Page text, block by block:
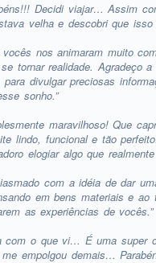
Decidi viajar… Assim
velha e descobri que isso
vocês nos animaram muito
tornar realidade. Agradeço
divulgar preciosas
sonho.”
maravilhoso! Que
lindo, funcional e tão
elogiar algo que
com a idéia de dar
em bens materiais e
as experiências de vocês.”
com o que vi… É uma super
empolgou demais…